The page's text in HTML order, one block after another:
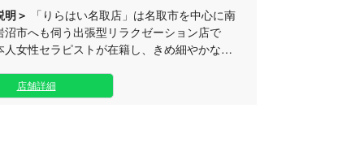
ご予約をおすすめしております。親切・丁寧
速な対応で、皆様に最高の癒やしをお届け
す。
明＞
「りらはい名取店」は名取市を中心に南
沼市へも伺う出張型リラクゼーション店で
人女性セラピストが在籍し、きめ細やかなお
滞在先のホテルが、あなた
なプライベート空間に変わります。一番落
店舗詳細